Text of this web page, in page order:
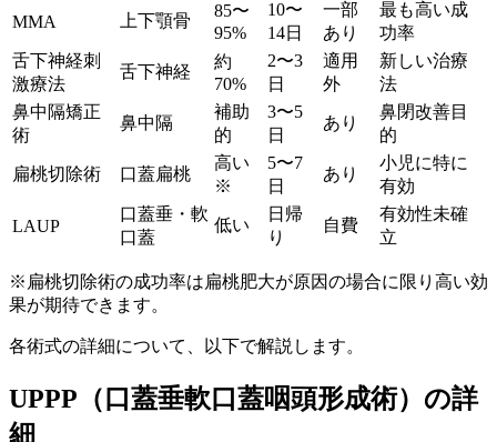
MMA 上下顎骨
85〜
95%
10〜
14日
一部
あり
最も高い成
功率
舌下神経刺
激療法
舌下神経
約
70%
2〜3
日
適用
外
新しい治療
法
鼻中隔矯正
術
鼻中隔
補助
的
3〜5
日
あり
鼻閉改善目
的
扁桃切除術 口蓋扁桃
高い
※
5〜7
日
あり
小児に特に
有効
LAUP
口蓋垂・軟
口蓋
低い
日帰
り
自費
有効性未確
立
※扁桃切除術の成功率は扁桃肥大が原因の場合に限り高い効
果が期待できます。
各術式の詳細について、以下で解説します。
UPPP（口蓋垂軟口蓋咽頭形成術）の詳
細